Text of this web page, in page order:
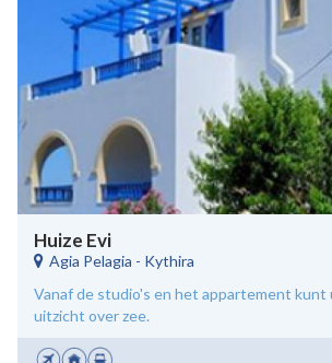
Huize Evi
Agia Pelagia - Kythira
Vanaf de studio's en het appartement kunt
uitzicht over zee.